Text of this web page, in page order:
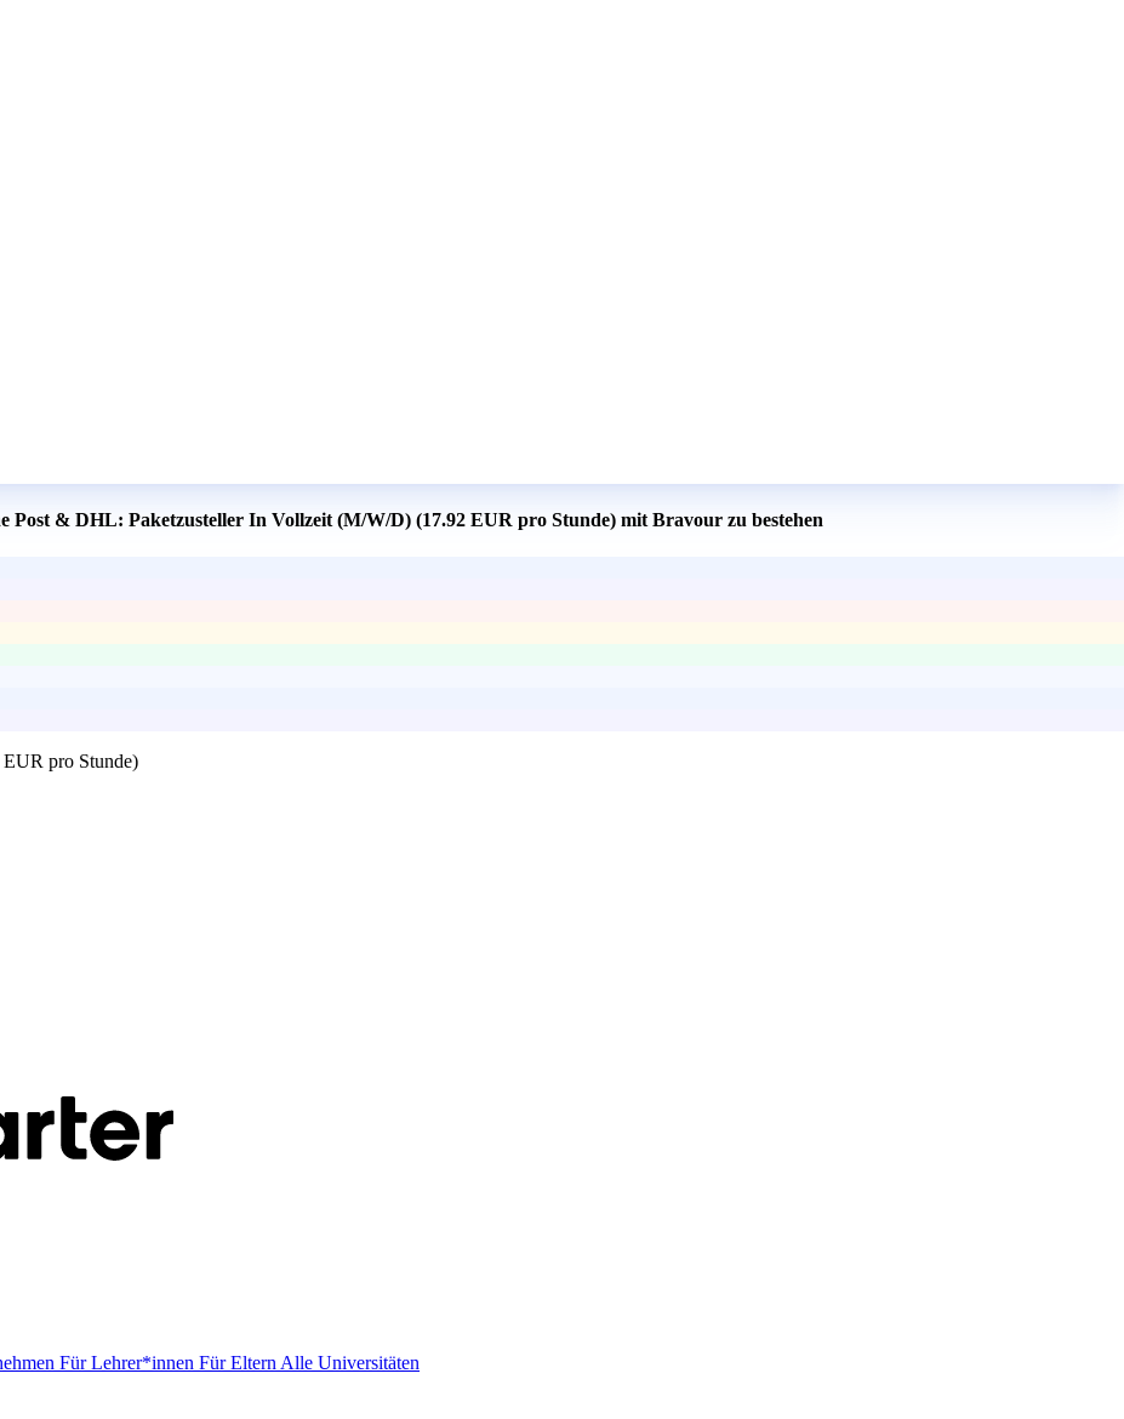
Post & DHL: Paketzusteller In Vollzeit (M/W/D) (17.92 EUR pro Stunde) mit Bravour zu bestehen
pro Stunde)
Für Lehrer*innen Für Eltern Alle Universitäten